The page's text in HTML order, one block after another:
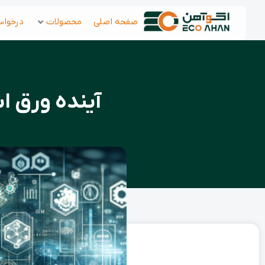
صفحه اصلی محصولات
آینده ورق